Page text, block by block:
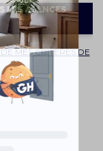
LES AGENCES
MES CRITÈRES DE